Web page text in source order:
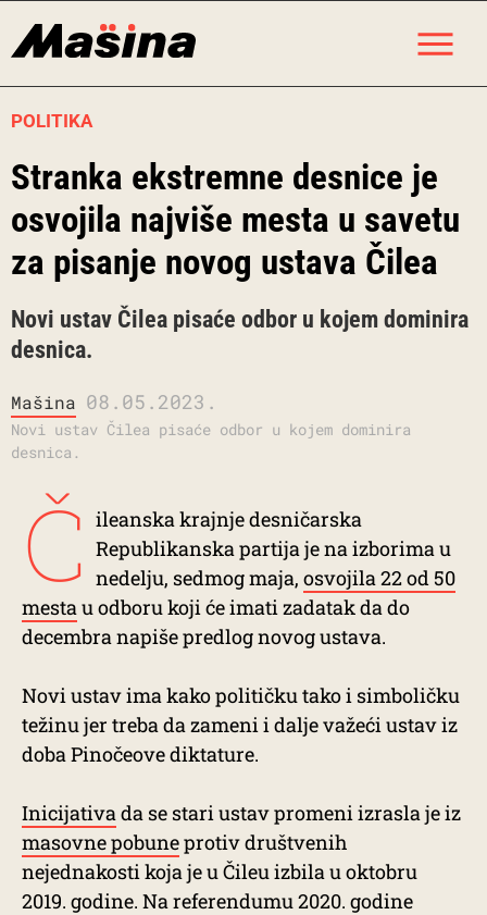
POLITIKA
Stranka ekstremne desnice je
osvojila najviše mesta u savetu
za pisanje novog ustava Čilea
Novi ustav Čilea pisaće odbor u kojem dominira
desnica.
Mašina 08.05.2023.
Novi ustav Čilea pisaće odbor u kojem dominira
desnica.
Č ileanska krajnje desničarska
Republikanska partija je na izborima u
nedelju, sedmog maja, osvojila 22 od 50
mestau odboru koji će imati zadatak da do
decembra napiše predlog novog ustava.
Novi ustav ima kako političku tako i simboličku
težinu jer treba da zameni i dalje važeći ustav iz
doba Pinočeove diktature.
Inicijativada se stari ustav promeni izrasla je iz
masovne pobuneprotiv društvenih
nejednakosti koja je u Čileu izbila u oktobru
2019. godine. Na referendumu 2020. godine